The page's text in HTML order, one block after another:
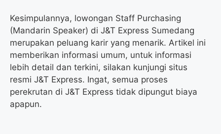
Kesimpulannya, lowongan Staff Purchasing
(Mandarin Speaker) di J&T Express Sumedang
merupakan peluang karir yang menarik. Artikel ini
memberikan informasi umum, untuk informasi
lebih detail dan terkini, silakan kunjungi situs
resmi J&T Express. Ingat, semua proses
perekrutan di J&T Express tidak dipungut biaya
apapun.